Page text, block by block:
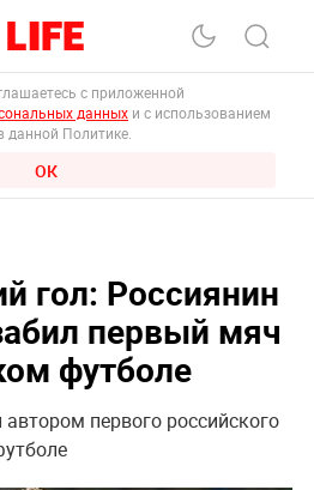
с приложенной
данных и с использованием
данной Политике.
ОК
гол: Россиянин
первый мяч
футболе
первого российского